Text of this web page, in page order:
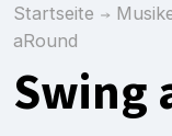
Startseite
aRound
Swing